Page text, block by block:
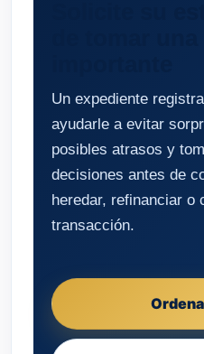
Un expediente
ayudarle a evitar
posibles atrasos y
decisiones antes de
heredar, refinanciar o
transacción.